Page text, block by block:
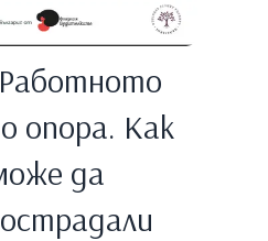
опора. Как
да